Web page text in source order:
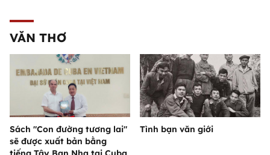
VĂN THƠ
Sách "Con đường tương lai"
sẽ được xuất bản bằng
Tình bạn văn giới